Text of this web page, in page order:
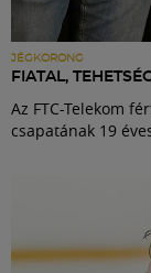
JÉGKORONG
FIATAL,
Az FTC-Telekom
csapatának 19
Shop
Közösség
English